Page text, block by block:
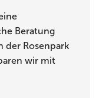
Beratung
der Rosenpark
wir mit